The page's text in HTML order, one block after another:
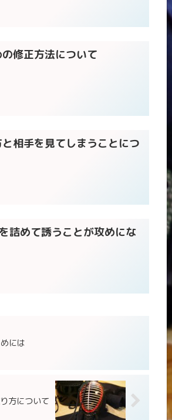
修正方法について
相手を見てしまうことにつ
詰めて誘うことが攻めにな
には
方について